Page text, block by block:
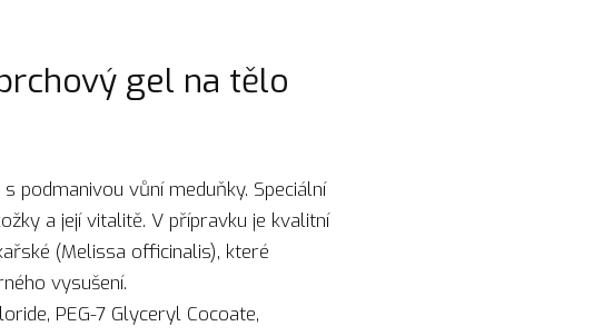
gel na tělo
podmanivou vůní meduňky. Speciální
a její vitalitě. V přípravku je kvalitní
(Melissa officinalis), které
vysušení.
PEG-7 Glyceryl Cocoate,